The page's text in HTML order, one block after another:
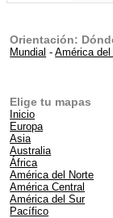
Orientación:
Mundial -América del
Elige tu mapas
Inicio
Europa
Asia
Australia
África
América del Norte
América Central
América del Sur
Pacífico